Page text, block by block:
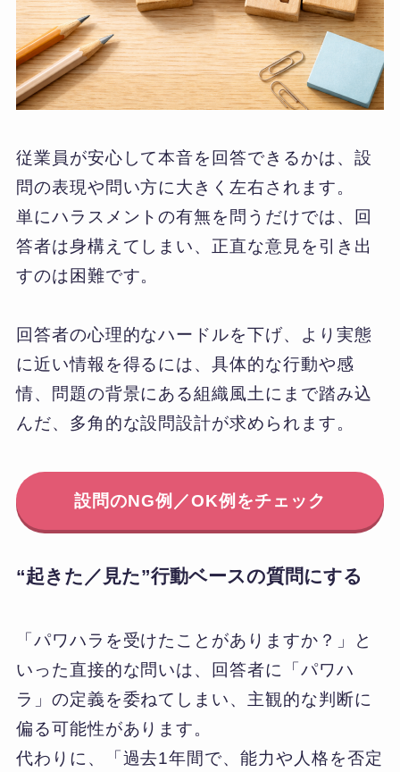
従業員が安心して本音を回答できるかは、設
問の表現や問い方に大きく左右されます。
単にハラスメントの有無を問うだけでは、回
答者は身構えてしまい、正直な意見を引き出
すのは困難です。
回答者の心理的なハードルを下げ、より実態
に近い情報を得るには、具体的な行動や感
情、問題の背景にある組織風土にまで踏み込
んだ、多角的な設問設計が求められます。
設問のNG例／OK例をチェック
“起きた／見た”行動ベースの質問にする
「パワハラを受けたことがありますか？」と
いった直接的な問いは、回答者に「パワハ
ラ」の定義を委ねてしまい、主観的な判断に
偏る可能性があります。
代わりに、「過去1年間で、能力や人格を否定